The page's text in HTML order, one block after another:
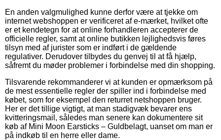
En anden valgmulighed kunne derfor være at tjekke om
internet webshoppen er verificeret af e-mærket, hvilket ofte
er et kendetegn for at online forhandleren accepterer de
officielle regler, samt at online butikken lejlighedsvis føres
tilsyn med af jurister som er indført i de gældende
regulativer. Derudover tilbydes du genvej til at få hjælp,
såfremt du møder problemer i forbindelse med din shopping.
Tilsvarende rekommanderer vi at kunden er opmærksom på
de mest essentielle regler der spiller ind i forbindelse med
købet, som for eksempel den returret netshoppen bruger.
Her er det tillige vigtigt, at man stadigvæk bevarer ens
kvitteringsmail, således man senere kan dokumentere sit
køb af Mini Moon Earsticks – Guldbelagt, uanset om man er
på indkøb til en herre eller dame.